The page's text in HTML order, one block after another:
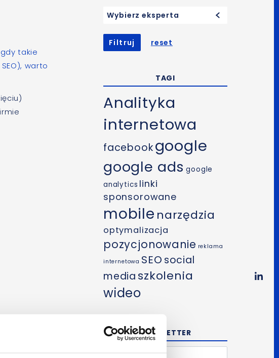
takie
warto
Wybierz eksperta
Filtruj reset
TAGI
Analityka
internetowa
facebookgoogle
google ads google
analytics linki
sponsorowane
mobile narzędzia
optymalizacja
pozycjonowanie reklama
internetowa SEO social
media szkolenia
wideo
NEWSLETTER